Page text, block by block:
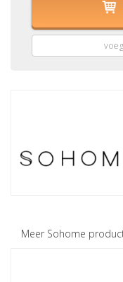
Meer Sohome